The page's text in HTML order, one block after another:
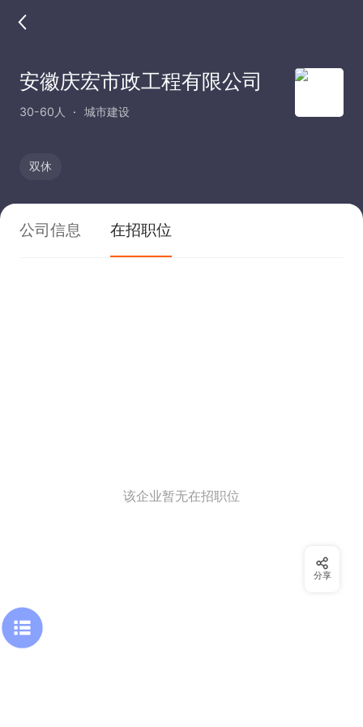
安徽庆宏市政工程有限公司
30-60人 城市建设
双休
公司信息 在招职位
该企业暂无在招职位
分享